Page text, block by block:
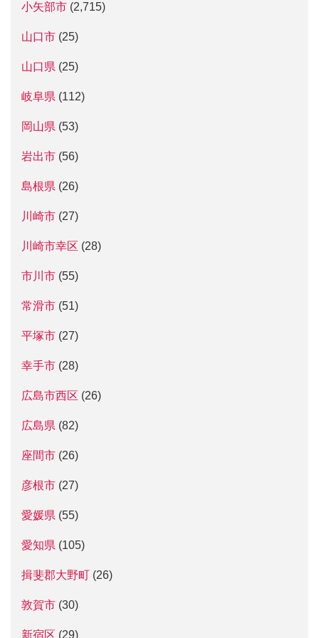
小矢部市 (2,715)
山口市 (25)
山口県 (25)
岐阜県 (112)
岡山県 (53)
岩出市 (56)
島根県 (26)
川崎市 (27)
川崎市幸区 (28)
市川市 (55)
常滑市 (51)
平塚市 (27)
幸手市 (28)
広島市西区 (26)
広島県 (82)
座間市 (26)
彦根市 (27)
愛媛県 (55)
愛知県 (105)
揖斐郡大野町 (26)
敦賀市 (30)
新宿区 (29)